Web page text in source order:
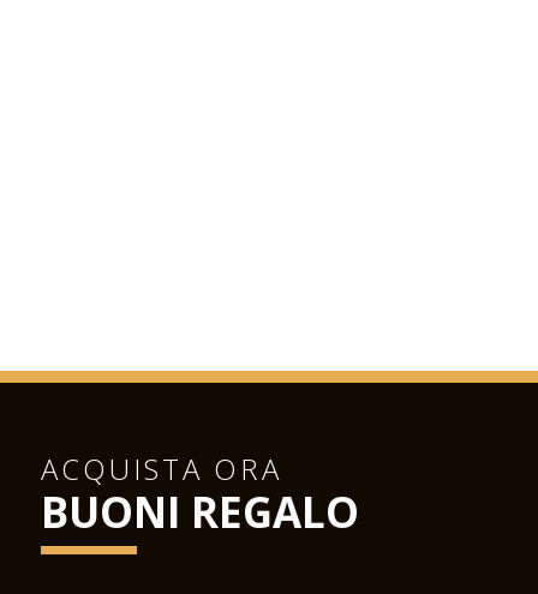
ACQUISTA ORA
BUONI REGALO